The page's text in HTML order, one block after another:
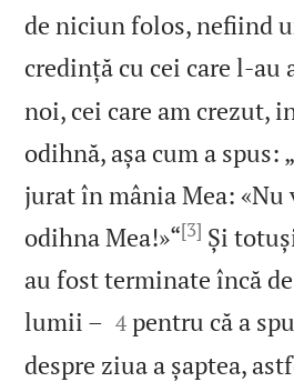
de niciun folos, nefiind
credință cu cei care l‑au
noi, cei care am crezut,
odihnă, așa cum a spus:
jurat în mânia Mea:
odihna Mea!»“[3] Și
au fost terminate încă
lumii – 

4 pentru că a
despre ziua a șaptea,